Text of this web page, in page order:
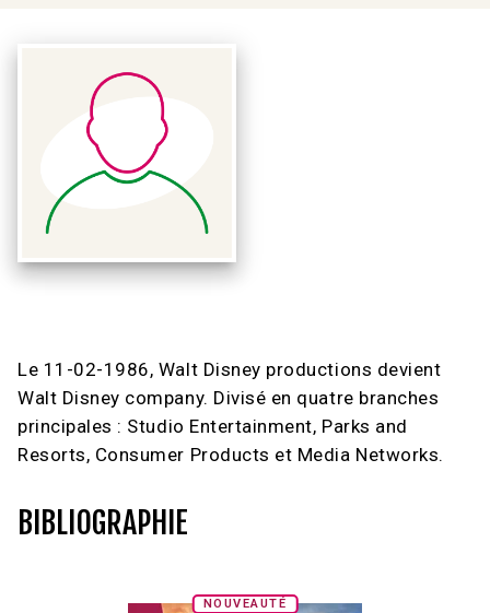
Le 11-02-1986, Walt Disney productions devient
Walt Disney company. Divisé en quatre branches
principales : Studio Entertainment, Parks and
Resorts, Consumer Products et Media Networks.
BIBLIOGRAPHIE
NOUVEAUTÉ